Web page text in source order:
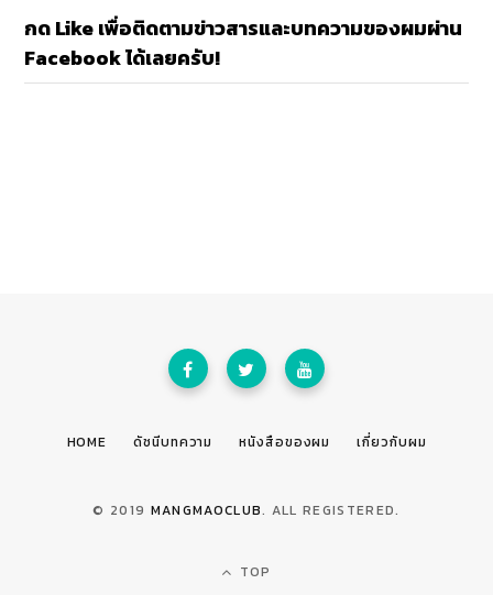
กด Like เพื่อติดตามข่าวสารและบทความของผมผ่าน
Facebook ได้เลยครับ!
HOME ดัชนีบทความ หนังสือของผม เกี่ยวกับผม
© 2019 MANGMAOCLUB. ALL REGISTERED.
TOP